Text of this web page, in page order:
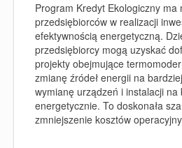
Program Kredyt Ekologiczny ma
przedsiębiorców w realizacji
efektywnością energetyczną.
przedsiębiorcy mogą uzyskać
projekty obejmujące
zmianę źródeł energii na
wymianę urządzeń i instalacji
energetycznie. To doskonała
zmniejszenie kosztów